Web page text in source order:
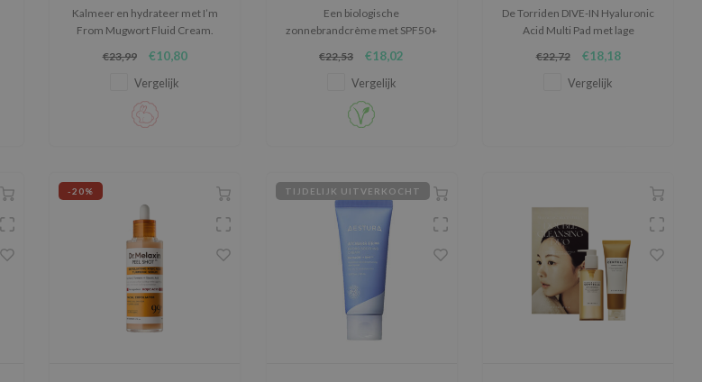
Kalmeer en hydrateer met I’m
From Mugwort Fluid Cream.
Zinc PCA voor een frisse,
uitgebalanceerde huid.
€23,99 €10,80
Vergelijk
Een biologische
zonnebrandcrème met SPF50+
hydratatie.
€22,53 €18,02
Vergelijk
De Torriden DIVE-IN Hyaluronic
Acid Multi Pad met lage
verkoeling en hydratatie met
verzachtende verzorging.
€22,72 €18,18
Vergelijk
-20% TIJDELIJK UITVERKOCHT